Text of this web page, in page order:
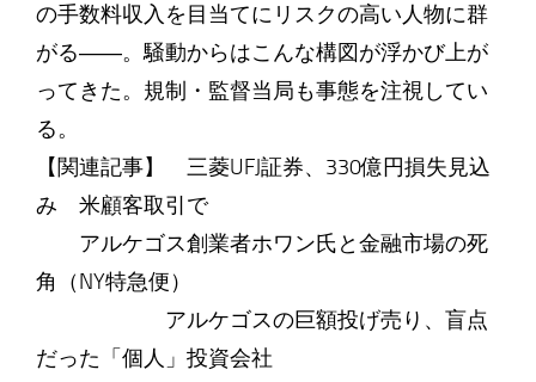
の手数料収入を目当てにリスクの高い人物に群
がる――。騒動からはこんな構図が浮かび上が
ってきた。規制・監督当局も事態を注視してい
る。
【関連記事】 三菱UFJ証券、330億円損失見込
み 米顧客取引で
アルケゴス創業者ホワン氏と金融市場の死
角（NY特急便）
アルケゴスの巨額投げ売り、盲点
だった「個人」投資会社